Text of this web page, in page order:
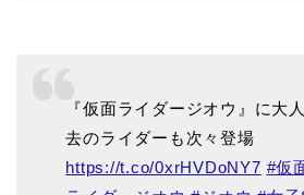
『仮面ライダージオウ』に大
去のライダーも次々登場
https://t.co/0xrHVDoNY7 #仮